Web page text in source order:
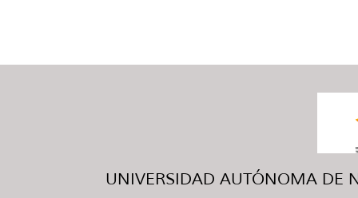
UNIVERSIDAD AUTÓNOMA DE